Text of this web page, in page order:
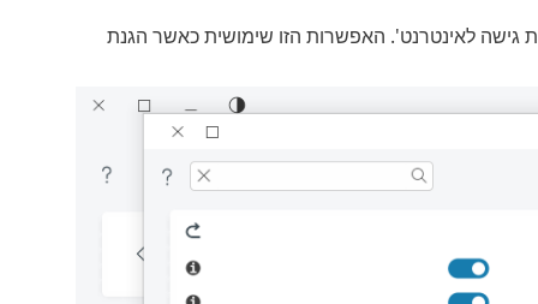
לאינטרנט'. האפשרות הזו שימושית כאשר הגנת